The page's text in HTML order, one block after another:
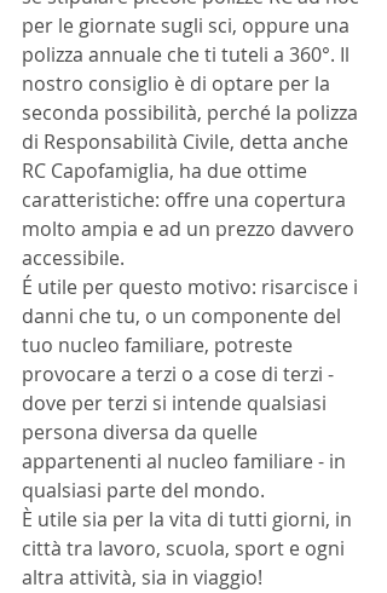
per le giornate sugli sci, oppure una
polizza annuale che ti tuteli a 360°. Il
nostro consiglio è di optare per la
seconda possibilità, perché la polizza
di Responsabilità Civile, detta anche
RC Capofamiglia, ha due ottime
caratteristiche: offre una copertura
molto ampia e ad un prezzo davvero
accessibile.
É utile per questo motivo: risarcisce i
danni che tu, o un componente del
tuo nucleo familiare, potreste
provocare a terzi o a cose di terzi -
dove per terzi si intende qualsiasi
persona diversa da quelle
appartenenti al nucleo familiare - in
qualsiasi parte del mondo.
È utile sia per la vita di tutti giorni, in
città tra lavoro, scuola, sport e ogni
altra attività, sia in viaggio!